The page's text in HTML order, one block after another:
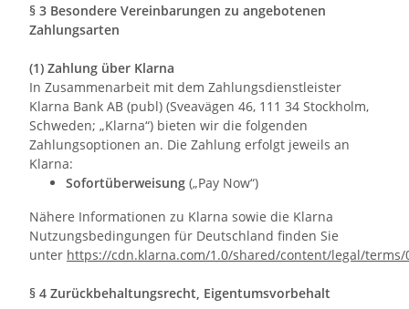
§ 3 Besondere Vereinbarungen zu angebotenen
Zahlungsarten
(1) Zahlung über Klarna
In Zusammenarbeit mit dem Zahlungsdienstleister
Klarna Bank AB (publ) (Sveavägen 46, 111 34 Stockholm,
Schweden; „Klarna“) bieten wir die folgenden
Zahlungsoptionen an. Die Zahlung erfolgt jeweils an
Klarna:
Sofortüberweisung („Pay Now“)
Nähere Informationen zu Klarna sowie die Klarna
Nutzungsbedingungen für Deutschland finden Sie
unter https://cdn.klarna.com/1.0/shared/content/legal/terms/
§ 4 Zurückbehaltungsrecht , Eigentumsvorbehalt